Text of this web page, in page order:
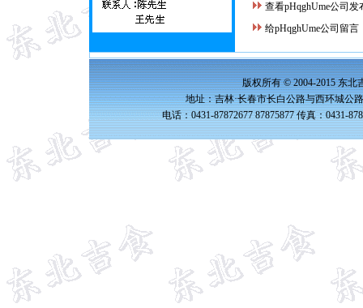
查看pHqghUme公司发
给pHqghUme公司留言
版权所有 © 2004-2015 东北
地址：吉林·长春市长白公路与西环城公
电话：0431-87872677 87875877 传真：0431-